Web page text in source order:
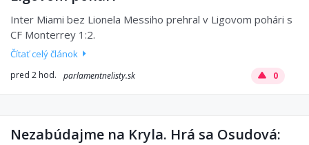
Inter Miami bez Lionela Messiho prehral v Ligovom pohári s
CF Monterrey 1:2.
Čítať celý článok
pred 2 hod. parlamentnelisty.sk 0
Nezabúdajme na Kryla. Hrá sa Osudová: